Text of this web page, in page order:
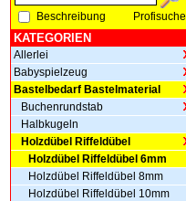
Beschreibung Profisuche
KATEGORIEN
Allerlei
Babyspielzeug
Bastelbedarf Bastelmaterial
Buchenrundstab
Halbkugeln
Holzdübel Riffeldübel
Holzdübel Riffeldübel 6mm
Holzdübel Riffeldübel 8mm
Holzdübel Riffeldübel 10mm